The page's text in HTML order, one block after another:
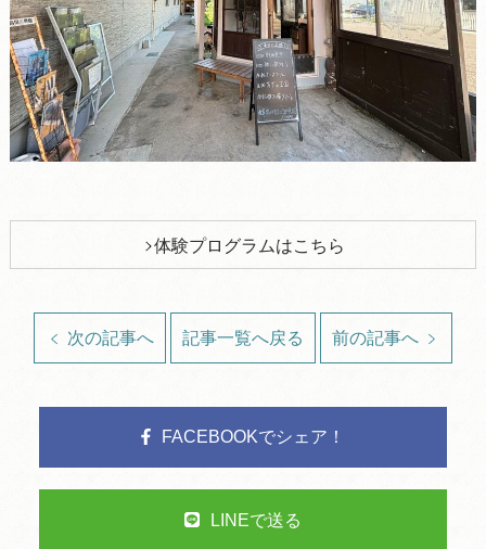
体験プログラムはこちら
次の記事へ 記事一覧へ戻る 前の記事へ
FACEBOOKでシェア！
LINEで送る